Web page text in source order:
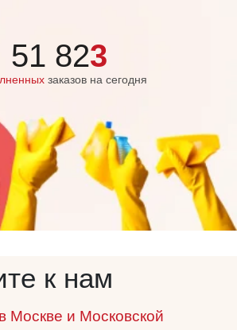
51 823
заказов на сегодня
к нам
Москве и Московской